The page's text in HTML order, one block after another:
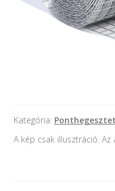
Kategória:
A kép csak illusztráció. Az